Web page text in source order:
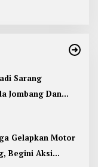
Sarang
Jombang Dan
Gelapkan Motor
Begini Aksi